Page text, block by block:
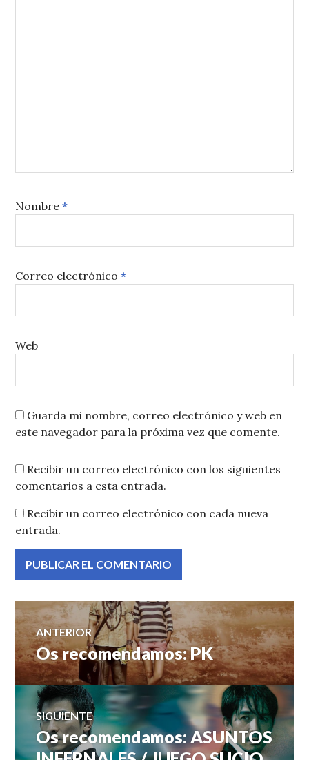
Nombre*
Correo electrónico*
Web
Guarda mi nombre, correo electrónico y web en
este navegador para la próxima vez que comente.
Recibir un correo electrónico con los siguientes
comentarios a esta entrada.
Recibir un correo electrónico con cada nueva
entrada.
Navegación
de
entradas
ANTERIOR
Entrada
anterior:
Os recomendamos: PK
SIGUIENTE
Entrada
siguiente:
Os recomendamos: ASUNTOS